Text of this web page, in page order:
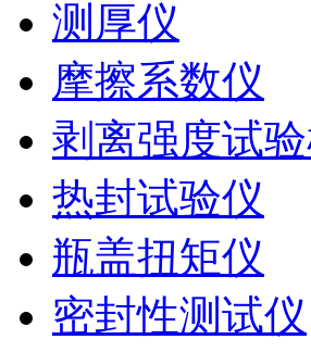
测厚仪
摩擦系数仪
剥离强度试
热封试验仪
瓶盖扭矩仪
密封性测试仪